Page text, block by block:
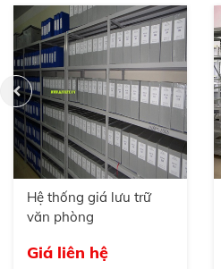
Hệ thống giá lưu trữ
văn phòng
Giá liên hệ